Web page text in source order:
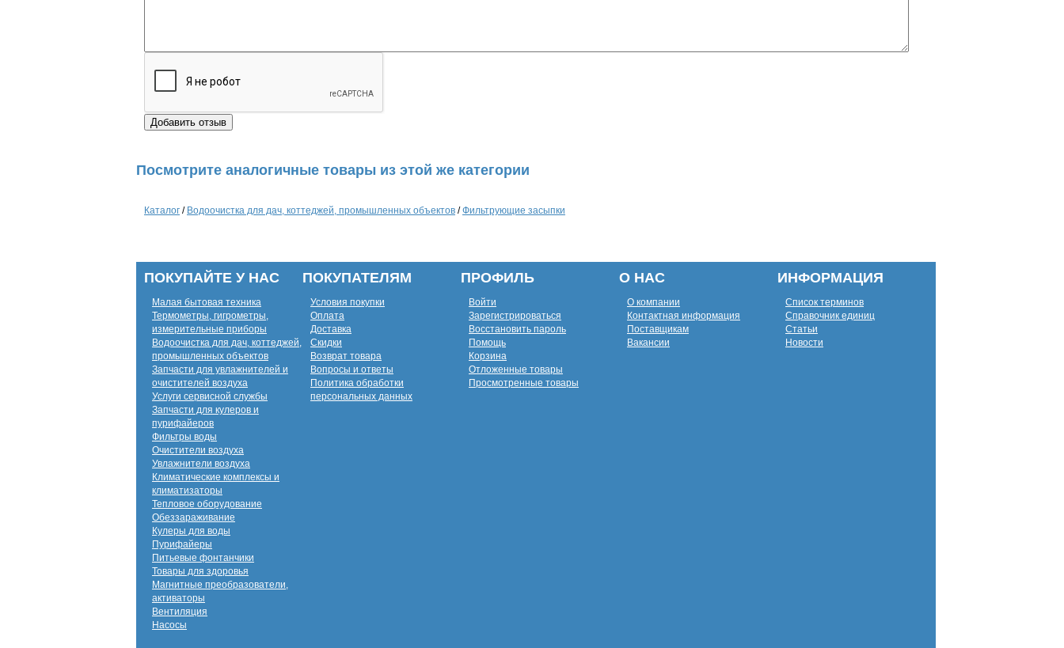
Посмотрите аналогичные товары из этой же категории
Каталог / Водоочистка для дач, коттеджей, промышленных объектов /Фильтрующие засыпки
ПОКУПАЙТЕ У НАС
Малая бытовая техника
Термометры, гигрометры,
измерительные приборы
Водоочистка для дач, коттеджей,
промышленных объектов
Запчасти для увлажнителей и
очистителей воздуха
Услуги сервисной службы
Запчасти для кулеров и
пурифайеров
Фильтры воды
Очистители воздуха
Увлажнители воздуха
Климатические комплексы и
климатизаторы
Тепловое оборудование
Обеззараживание
Кулеры для воды
Пурифайеры
Питьевые фонтанчики
Товары для здоровья
Магнитные преобразователи,
активаторы
Вентиляция
Насосы
ПОКУПАТЕЛЯМ
Условия покупки
Оплата
Доставка
Скидки
Возврат товара
Вопросы и ответы
Политика обработки
персональных данных
ПРОФИЛЬ
Войти
Зарегистрироваться
Восстановить пароль
Помощь
Корзина
Отложенные товары
Просмотренные товары
О НАС
О компании
Контактная информация
Поставщикам
Вакансии
ИНФОРМАЦИЯ
Список терминов
Справочник единиц
Статьи
Новости